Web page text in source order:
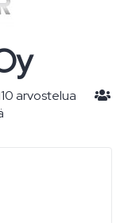
arvostelua